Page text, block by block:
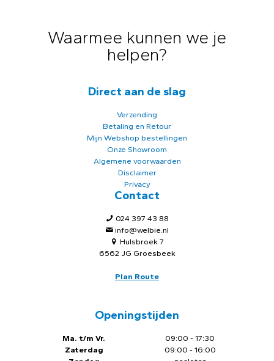
Waarmee kunnen we je
helpen?
Direct aan de slag
Verzending
Betaling en Retour
Mijn Webshop bestellingen
Onze Showroom
Algemene voorwaarden
Disclaimer
Privacy
Contact
024 397 43 88
info@welbie.nl
Hulsbroek 7
6562 JG Groesbeek
Plan Route
Openingstijden
Ma. t/m Vr.
Zaterdag
09:00 - 17:30
09:00 - 16:00